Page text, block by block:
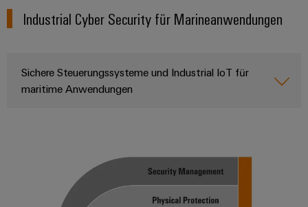
Industrial Cyber Security für Marineanwendungen
Sichere Steuerungssysteme und Industrial IoT für
maritime Anwendungen